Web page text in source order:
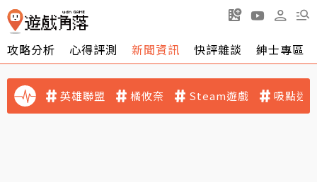
攻略分析 心得評測 新聞資訊 快評雜談 紳士專區
英雄聯盟 橘攸奈 Steam遊戲 吸點迷